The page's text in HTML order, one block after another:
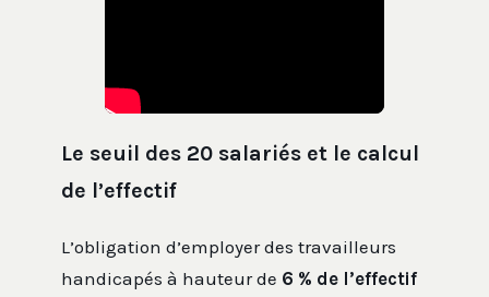
Le seuil des 20 salariés et le calcul
de l’effectif
L’obligation d’employer des travailleurs
handicapés à hauteur de 6 % de l’effectif